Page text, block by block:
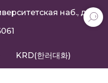
наб., д.
KRD(한러대화)